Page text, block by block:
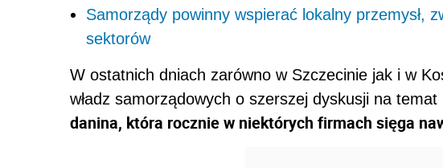
Samorządy powinny wspierać lokalny przemysł,
sektorów
W ostatnich dniach zarówno w Szczecinie jak i w
władz samorządowych o szerszej dyskusji na
danina, która rocznie w niektórych firmach sięga